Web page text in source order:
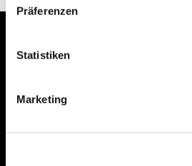
Präferenzen
Statistiken
Marketing
99089 Erfurt, Thüringen